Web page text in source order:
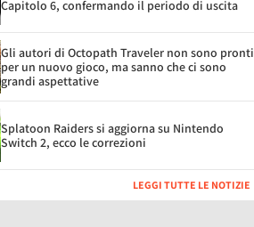
Capitolo 6, confermando il periodo di uscita
Gli autori di Octopath Traveler non sono pronti
per un nuovo gioco, ma sanno che ci sono
grandi aspettative
Splatoon Raiders si aggiorna su Nintendo
Switch 2, ecco le correzioni
LEGGI TUTTE LE NOTIZIE